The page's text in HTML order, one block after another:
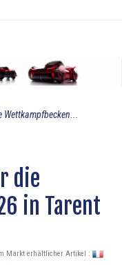
die
in Tarent
Markt erhältlicher Artikel :